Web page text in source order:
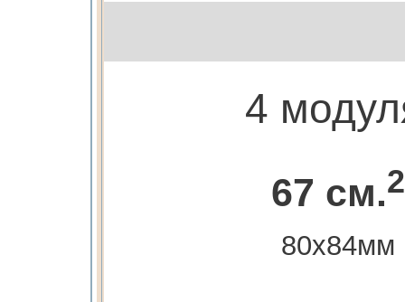
4
67 см.2
80х84мм